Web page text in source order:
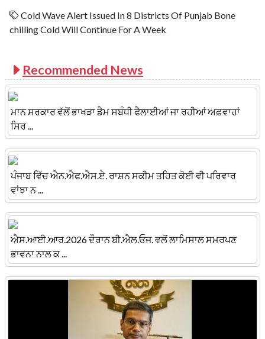
Cold Wave Alert Issued In 8 Districts Of Punjab Bone
chilling Cold Will Continue For A Week
Recommended News
ਮਾਨ ਸਰਕਾਰ ਵੱਲੋਂ ਭਾਖੜਾ ਡੈਮ ਸਬੰਧੀ ਫੈਲਾਈਆਂ ਜਾ ਰਹੀਆਂ ਅਫ਼ਵਾਹਾਂ
ਸਿਰ ...
ਪੰਜਾਬ ਵਿੱਚ ਐਨ.ਐਫ.ਐਸ.ਏ. ਰਾਸ਼ਨ ਸਕੀਮ ਤਹਿਤ ਕੋਈ ਵੀ ਪਰਿਵਾਰ
ਵਾਂਝਾ ਨ ...
ਐਸ.ਆਈ.ਆਰ.2026 ਦੌਰਾਨ ਬੀ.ਐਲ.ਓਜ. ਵਲੋਂ ਲਾਮਿਸਾਲ ਸਮਰਪਣ
ਭਾਵਨਾ ਨਾਲ ਕ ...